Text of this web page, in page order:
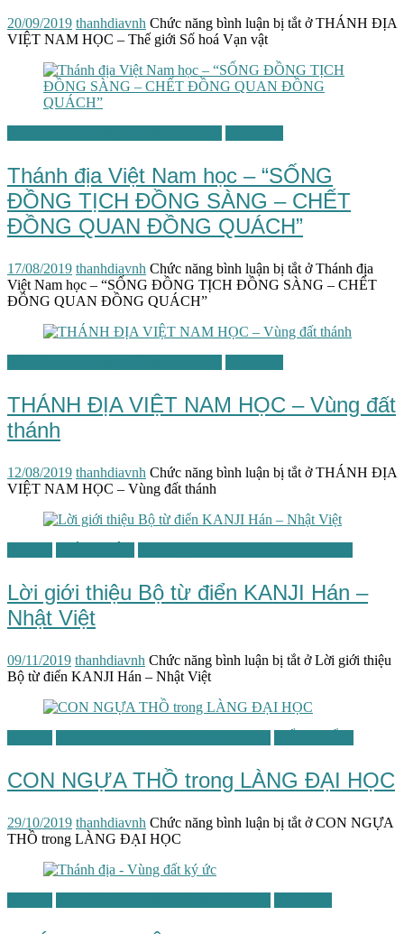
20/09/2019 thanhdiavnh Chức năng bình luận bị tắt ở THÁNH ĐỊA
VIỆT NAM HỌC – Thế giới Số hoá Vạn vật
Thánh địa Việt Nam học – “SỐNG
ĐỒNG TỊCH ĐỒNG SÀNG – CHẾT
ĐỒNG QUAN ĐỒNG QUÁCH”
17/08/2019 thanhdiavnh Chức năng bình luận bị tắt ở Thánh địa
Việt Nam học – “SỐNG ĐỒNG TỊCH ĐỒNG SÀNG – CHẾT
ĐỒNG QUAN ĐỒNG QUÁCH”
THÁNH ĐỊA VIỆT NAM HỌC – Vùng đất
thánh
12/08/2019 thanhdiavnh Chức năng bình luận bị tắt ở THÁNH ĐỊA
VIỆT NAM HỌC – Vùng đất thánh
Lời giới thiệu Bộ từ điển KANJI Hán –
Nhật Việt
09/11/2019 thanhdiavnh Chức năng bình luận bị tắt ở Lời giới thiệu
Bộ từ điển KANJI Hán – Nhật Việt
CON NGỰA THỒ trong LÀNG ĐẠI HỌC
29/10/2019 thanhdiavnh Chức năng bình luận bị tắt ở CON NGỰA
THỒ trong LÀNG ĐẠI HỌC